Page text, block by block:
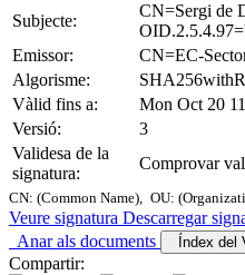
Subjecte:
CN=Sergi de
Emissor:
CN=EC-
Algorisme:
Vàlid fins a:
Mon Oct 20
Versió:
3
Validesa de la
signatura:
Comprovar
CN: (Common Name), OU:
Veure signatura Descarregar
Anar als documents Índex del
Compartir: